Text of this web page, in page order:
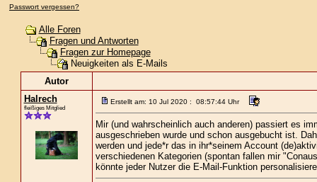
Passwort vergessen?
Alle Foren
Fragen und Antworten
Fragen zur Homepage
Neuigkeiten als E-Mails
Autor
Halrech
fleißiges Mitglied
Erstellt am: 10 Jul 2020 : 08:57:44 Uhr
Mir (und wahrscheinlich auch anderen) passiert es
ausgeschrieben wurde und schon ausgebucht ist.
werden und jede*r das in ihr*seinem Account
verschiedenen Kategorien (spontan fallen mir
könnte jeder Nutzer die E-Mail-Funktion